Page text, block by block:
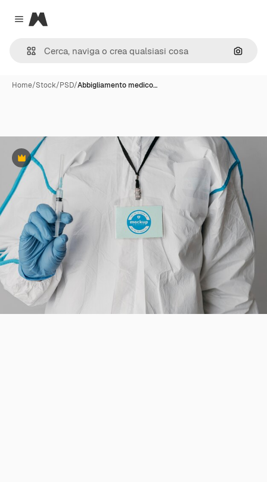
Close menu
Magnific
Cerca
Home/Stock/PSD/Abbigliamento medico…
Premium